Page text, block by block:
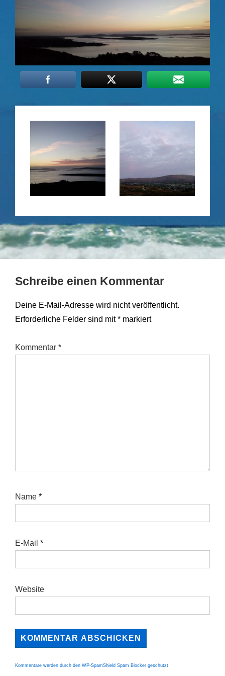
Schreibe einen Kommentar
Deine E-Mail-Adresse wird nicht veröffentlicht.
Erforderliche Felder sind mit* markiert
Kommentar *
Name *
E-Mail *
Website
Kommentare werden durch den WP-SpamShield Spam Blocker geschützt